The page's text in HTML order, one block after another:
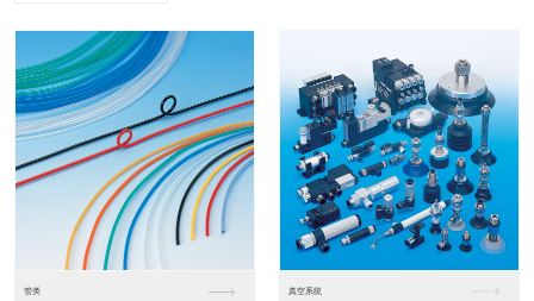
进口松下PLC2 进口松下PLC